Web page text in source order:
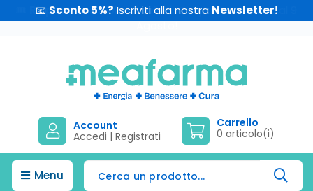
📧 Sconto 5%? Iscriviti alla nostra Newsletter!
Account
Accedi | Registrati
Carrello
0 articolo(i)
Menu